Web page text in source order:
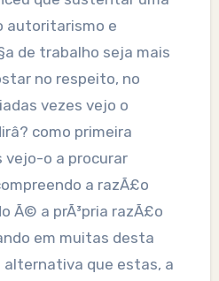
autoritarismo e
de trabalho seja mais
no respeito, no
vezes vejo o
como primeira
vejo-o a procurar
a razÃ£o
Ã© a prÃ³pria razÃ£o
em muitas desta
alternativa que estas, a